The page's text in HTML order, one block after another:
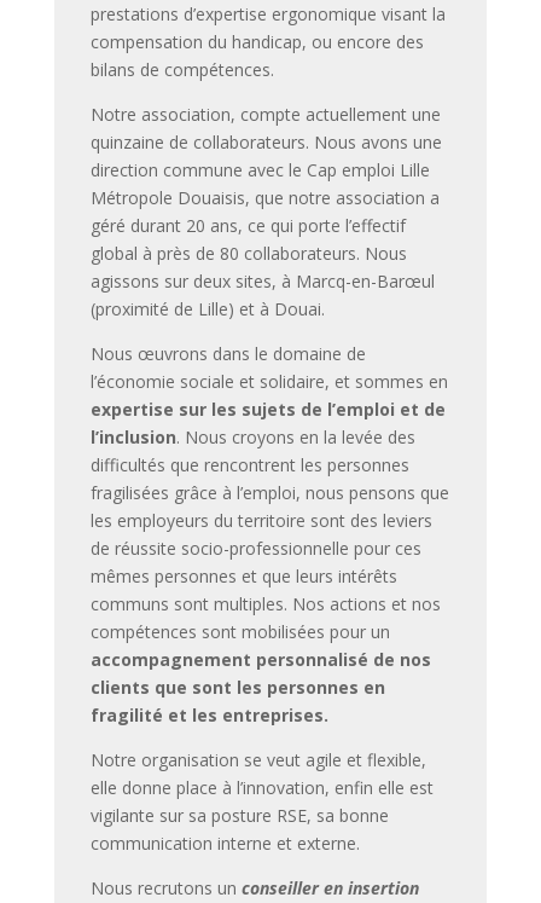
prestations d’expertise ergonomique visant la
compensation du handicap, ou encore des
bilans de compétences.
Notre association, compte actuellement une
quinzaine de collaborateurs. Nous avons une
direction commune avec le Cap emploi Lille
Métropole Douaisis, que notre association a
géré durant 20 ans, ce qui porte l’effectif
global à près de 80 collaborateurs. Nous
agissons sur deux sites, à Marcq-en-Barœul
(proximité de Lille) et à Douai.
Nous œuvrons dans le domaine de
l’économie sociale et solidaire, et sommes en
expertise sur les sujets de l’emploi et de
l’inclusion. Nous croyons en la levée des
difficultés que rencontrent les personnes
fragilisées grâce à l’emploi, nous pensons que
les employeurs du territoire sont des leviers
de réussite socio-professionnelle pour ces
mêmes personnes et que leurs intérêts
communs sont multiples. Nos actions et nos
compétences sont mobilisées pour un
accompagnement personnalisé de nos
clients que sont les personnes en
fragilité et les entreprises.
Notre organisation se veut agile et flexible,
elle donne place à l’innovation, enfin elle est
vigilante sur sa posture RSE, sa bonne
communication interne et externe.
Nous recrutons un conseiller en insertion